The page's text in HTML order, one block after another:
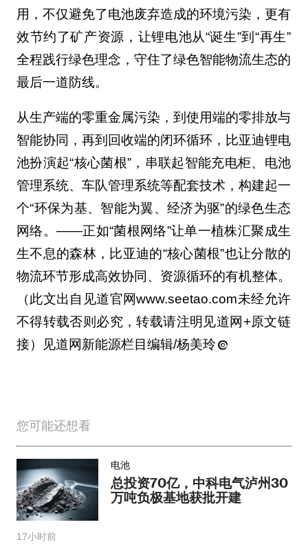
用，不仅避免了电池废弃造成的环境污染，更有
效节约了矿产资源，让锂电池从“诞生”到“再生”
全程践行绿色理念，守住了绿色智能物流生态的
最后一道防线。
从生产端的零重金属污染，到使用端的零排放与
智能协同，再到回收端的闭环循环，比亚迪锂电
池扮演起“核心菌根”，串联起智能充电柜、电池
管理系统、车队管理系统等配套技术，构建起一
个“环保为基、智能为翼、经济为驱”的绿色生态
网络。——正如“菌根网络”让单一植株汇聚成生
生不息的森林，比亚迪的“核心菌根”也让分散的
物流环节形成高效协同、资源循环的有机整体。
（此文出自见道官网www.seetao.com未经允许
不得转载否则必究，转载请注明见道网+原文链
接）见道网新能源栏目编辑/杨美玲
您可能还想看
电池
总投资70亿，中科电气泸州30
万吨负极基地获批开建
17小时前